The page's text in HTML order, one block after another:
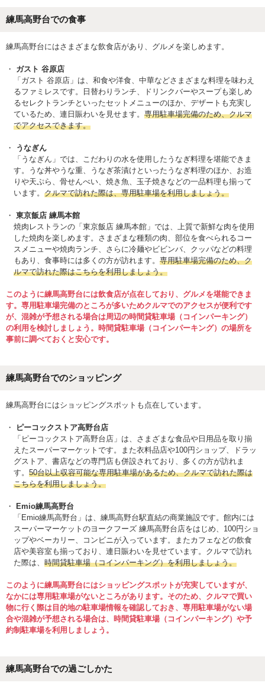
練馬高野台での食事
練馬高野台にはさまざまな飲食店があり、グルメを楽しめます。
ガスト 谷原店
「ガスト 谷原店」は、和食や洋食、中華などさまざまな料理を味わえ
るファミレスです。日替わりランチ、ドリンクバーやスープも楽しめ
るセレクトランチといったセットメニューのほか、デザートも充実し
ているため、連日賑わいを見せます。 専用駐車場完備のため、クルマ
でアクセスできます。
うなぎん
「うなぎん」では、こだわりの水を使用したうなぎ料理を堪能できま
す。うな丼やうな重、うなぎ茶漬けといったうなぎ料理のほか、お造
りや天ぷら、骨せんべい、焼き魚、玉子焼きなどの一品料理も揃って
います。 クルマで訪れた際は、専用駐車場を利用しましょう。
東京飯店 練馬本館
焼肉レストランの「東京飯店 練馬本館」では、上質で新鮮な肉を使用
した焼肉を楽しめます。さまざまな種類の肉、部位を食べられるコー
スメニューや焼肉ランチ、さらに冷麺やビビンバ、クッパなどの料理
もあり、食事時には多くの方が訪れます。 専用駐車場完備のため、ク
ルマで訪れた際はこちらを利用しましょう。
このように練馬高野台には飲食店が点在しており、グルメを堪能できま
す。専用駐車場完備のところが多いためクルマでのアクセスが便利です
が、混雑が予想される場合は周辺の時間貸駐車場（コインパーキング）
の利用を検討しましょう。時間貸駐車場（コインパーキング）の場所を
事前に調べておくと安心です。
練馬高野台でのショッピング
練馬高野台にはショッピングスポットも点在しています。
ピーコックストア高野台店
「ピーコックストア高野台店」は、さまざまな食品や日用品を取り揃
えたスーパーマーケットです。また衣料品店や100円ショップ、ドラッ
グストア、書店などの専門店も併設されており、多くの方が訪れま
す。 50台以上収容可能な専用駐車場があるため、クルマで訪れた際は
こちらを利用しましょう。
Emio練馬高野台
「Emio練馬高野台」は、練馬高野台駅直結の商業施設です。館内には
スーパーマーケットのヨークフーズ 練馬高野台店をはじめ、100円ショ
ップやベーカリー、コンビニが入っています。またカフェなどの飲食
店や美容室も揃っており、連日賑わいを見せています。クルマで訪れ
た際は、 時間貸駐車場（コインパーキング）を利用しましょう。
このように練馬高野台にはショッピングスポットが充実していますが、
なかには専用駐車場がないところがあります。そのため、クルマで買い
物に行く際は目的地の駐車場情報を確認しておき、専用駐車場がない場
合や混雑が予想される場合は、時間貸駐車場（コインパーキング）や予
約制駐車場を利用しましょう。
練馬高野台での過ごしかた